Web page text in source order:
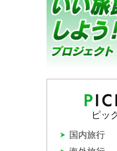
ピッ
国内旅行